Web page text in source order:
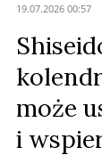
19.07.2026 00:57
może
i